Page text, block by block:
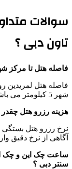
سوالات
تاون دبی ؟
فاصله هتل تا مرکز
فاصله هتل لمریدین
شهر 5 کیلومتر می باشد .
هزینه رزرو هتل
نرخ رزرو هتل بستگی
آگاهی از نرخ دقیق
ساعت چک این و چک
سنتر دبی ؟